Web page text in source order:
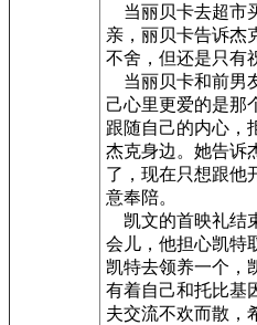
当丽贝卡去超市
亲，丽贝卡告诉杰
不舍，但还是只有
当丽贝卡和前男
己心里更爱的是那
跟随自己的内心，
杰克身边。她告诉
了，现在只想跟他
意奉陪。
凯文的首映礼结
会儿，他担心凯特
凯特去领养一个，
有着自己和托比基
夫交流不欢而散，